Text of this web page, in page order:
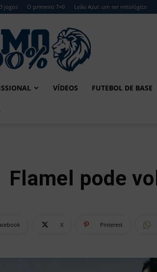
jogos O primeiro 7×0 Leão Azul: um ser mitológico
Remo
VÍDEOS FUTEBOL DE BASE
Flamel pode
X Pinterest